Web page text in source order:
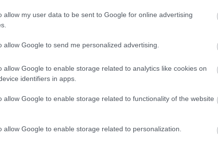
allow my user data to be sent to Google for online advertising
allow Google to send me personalized advertising.
allow Google to enable storage related to analytics like cookies on
identifiers in apps.
allow Google to enable storage related to functionality of the website
allow Google to enable storage related to personalization.
διαστήματα ισχυρές και ενδεχομένως
εξασθένηση από το απόγευμα.
διευθύνσεις 2 έως 4 και τοπικά έως 5